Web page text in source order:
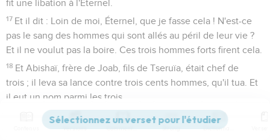
fit une libation à l'Éternel.
17 Et il dit : Loin de moi, Éternel, que je fasse cela ! N'est-ce
pas le sang des hommes qui sont allés au péril de leur vie ?
Et il ne voulut pas la boire. Ces trois hommes forts firent cela.
18 Et Abishaï, frère de Joab, fils de Tseruïa, était chef de
trois ; il leva sa lance contre trois cents hommes, qu'il tua. Et
il eut un nom parmi les trois.
Ne fut-il pas le plus honoré des trois ? Et il fut leur chef ;
mais il n'atteignit pas les trois premiers.
Versions Commentaires Strong